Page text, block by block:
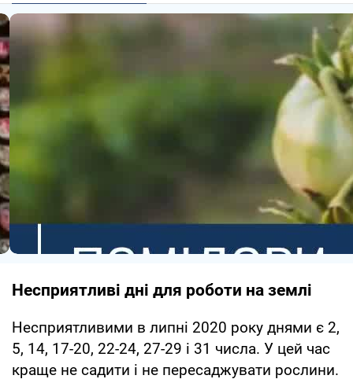
Несприятливі дні для роботи на землі
Несприятливими в липні 2020 року днями є 2,
5, 14, 17-20, 22-24, 27-29 і 31 числа. У цей час
краще не садити і не пересаджувати рослини.